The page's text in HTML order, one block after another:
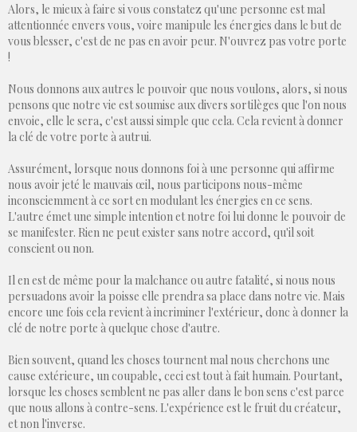
Alors, le mieux à faire si vous constatez qu'une personne est mal
attentionnée envers vous, voire manipule les énergies dans le but de
vous blesser, c'est de ne pas en avoir peur. N'ouvrez pas votre porte
!
Nous donnons aux autres le pouvoir que nous voulons, alors, si nous
pensons que notre vie est soumise aux divers sortilèges que l'on nous
envoie, elle le sera, c'est aussi simple que cela. Cela revient à donner
la clé de votre porte à autrui.
Assurément, lorsque nous donnons foi à une personne qui affirme
nous avoir jeté le mauvais œil, nous participons nous-même
inconsciemment à ce sort en modulant les énergies en ce sens.
L'autre émet une simple intention et notre foi lui donne le pouvoir de
se manifester. Rien ne peut exister sans notre accord, qu'il soit
conscient ou non.
Il en est de même pour la malchance ou autre fatalité, si nous nous
persuadons avoir la poisse elle prendra sa place dans notre vie. Mais
encore une fois cela revient à incriminer l'extérieur, donc à donner la
clé de notre porte à quelque chose d'autre.
Bien souvent, quand les choses tournent mal nous cherchons une
cause extérieure, un coupable, ceci est tout à fait humain. Pourtant,
lorsque les choses semblent ne pas aller dans le bon sens c'est parce
que nous allons à contre-sens. L'expérience est le fruit du créateur,
et non l'inverse.